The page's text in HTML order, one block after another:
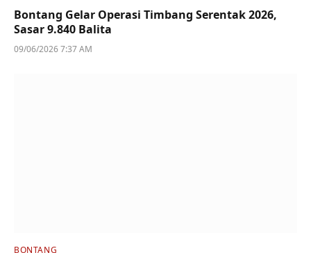
Bontang Gelar Operasi Timbang Serentak 2026,
Sasar 9.840 Balita
09/06/2026 7:37 AM
BONTANG